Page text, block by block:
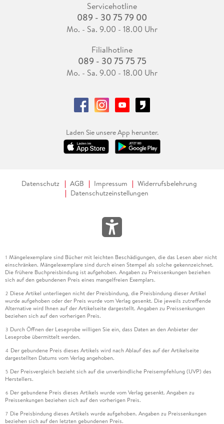
Servicehotline
089 - 30 75 79 00
Mo. - Sa. 9.00 - 18.00 Uhr
Filialhotline
089 - 30 75 75 75
Mo. - Sa. 9.00 - 18.00 Uhr
Laden Sie unsere App herunter.
Datenschutz AGB Impressum
Widerrufsbelehrung
Datenschutzeinstellungen
1 Mängelexemplare sind Bücher mit leichten Beschädigungen, die das Lesen aber nicht
einschränken. Mängelexemplare sind durch einen Stempel als solche gekennzeichnet.
Die frühere Buchpreisbindung ist aufgehoben. Angaben zu Preissenkungen beziehen
sich auf den gebundenen Preis eines mangelfreien Exemplars.
2 Diese Artikel unterliegen nicht der Preisbindung, die Preisbindung dieser Artikel
wurde aufgehoben oder der Preis wurde vom Verlag gesenkt. Die jeweils zutreffende
Alternative wird Ihnen auf der Artikelseite dargestellt. Angaben zu Preissenkungen
beziehen sich auf den vorherigen Preis.
3 Durch Öffnen der Leseprobe willigen Sie ein, dass Daten an den Anbieter der
Leseprobe übermittelt werden.
4 Der gebundene Preis dieses Artikels wird nach Ablauf des auf der Artikelseite
dargestellten Datums vom Verlag angehoben.
5 Der Preisvergleich bezieht sich auf die unverbindliche Preisempfehlung (UVP) des
Herstellers.
6 Der gebundene Preis dieses Artikels wurde vom Verlag gesenkt. Angaben zu
Preissenkungen beziehen sich auf den vorherigen Preis.
7 Die Preisbindung dieses Artikels wurde aufgehoben. Angaben zu Preissenkungen
beziehen sich auf den letzten gebundenen Preis.